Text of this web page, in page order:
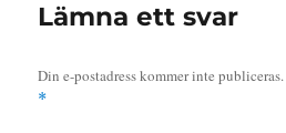
Lämna ett svar
Din e-postadress kommer inte publiceras.
*